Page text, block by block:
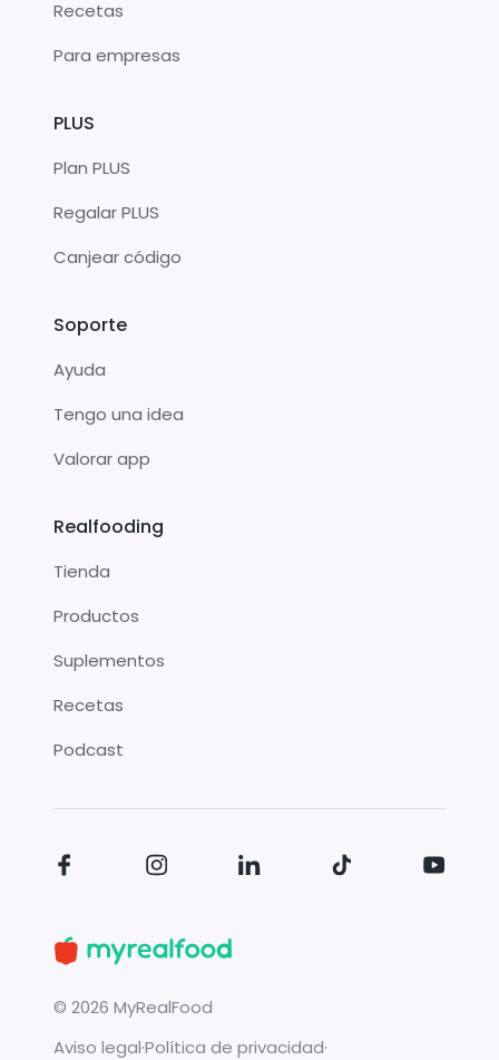
Recetas
Para empresas
PLUS
Plan PLUS
Regalar PLUS
Canjear código
Soporte
Ayuda
Tengo una idea
Valorar app
Realfooding
Tienda
Productos
Suplementos
Recetas
Podcast
© 2026 MyRealFood
Aviso legal·Política de privacidad·